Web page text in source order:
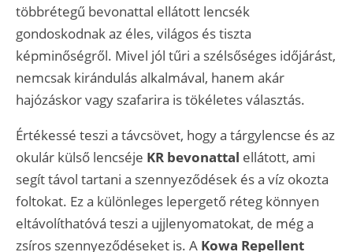
többrétegű bevonattal ellátott lencsék
gondoskodnak az éles, világos és tiszta
képminőségről. Mivel jól tűri a szélsőséges időjárást,
nemcsak kirándulás alkalmával, hanem akár
hajózáskor vagy szafarira is tökéletes választás.
Értékessé teszi a távcsövet, hogy a tárgylencse és az
okulár külső lencséje KR bevonattal ellátott, ami
segít távol tartani a szennyeződések és a víz okozta
foltokat. Ez a különleges lepergető réteg könnyen
eltávolíthatóvá teszi a ujjlenyomatokat, de még a
zsíros szennyeződéseket is. A Kowa Repellent